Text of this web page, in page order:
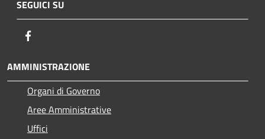
SEGUICI SU
AMMINISTRAZIONE
Organi di Governo
Aree Amministrative
Uffici